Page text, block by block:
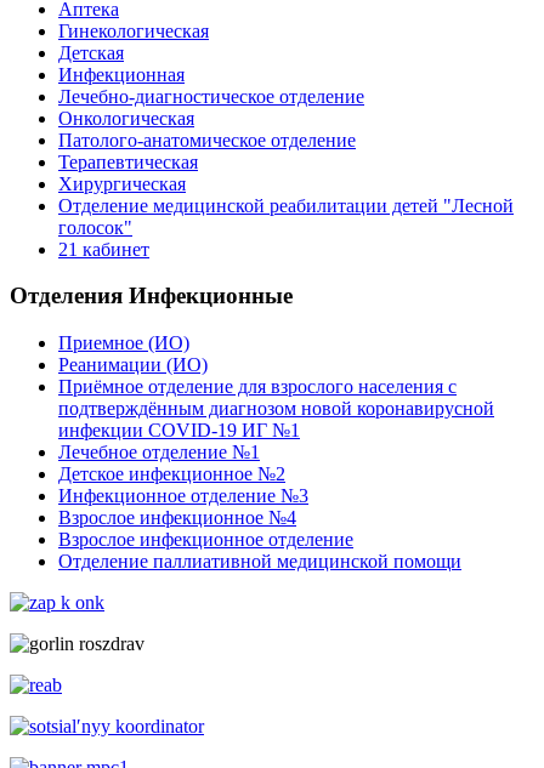
Аптека
Гинекологическая
Детская
Инфекционная
Лечебно-диагностическое отделение
Онкологическая
Патолого-анатомическое отделение
Терапевтическая
Хирургическая
Отделение медицинской реабилитации детей "Лесной
голосок"
21 кабинет
Отделения Инфекционные
Приемное (ИО)
Реанимации (ИО)
Приёмное отделение для взрослого населения с
подтверждённым диагнозом новой коронавирусной
инфекции COVID-19 ИГ №1
Лечебное отделение №1
Детское инфекционное №2
Инфекционное отделение №3
Взрослое инфекционное №4
Взрослое инфекционное отделение
Отделение паллиативной медицинской помощи